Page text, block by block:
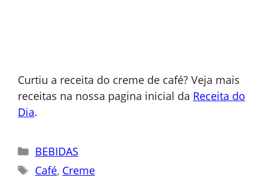
Curtiu a receita do creme de café? Veja mais
receitas na nossa pagina inicial da Receita do
Dia.
Categorias
BEBIDAS
Tags
Café, Creme